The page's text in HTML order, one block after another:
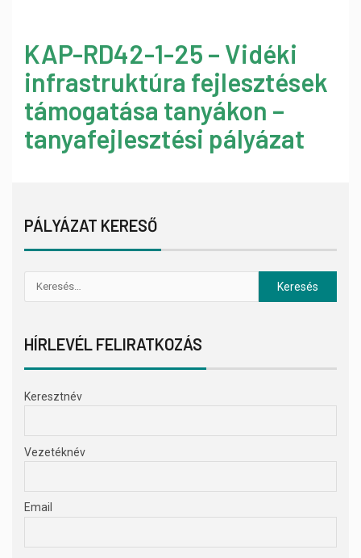
KAP-RD42-1-25 – Vidéki
infrastruktúra fejlesztések
támogatása tanyákon –
tanyafejlesztési pályázat
PÁLYÁZAT KERESŐ
HÍRLEVÉL FELIRATKOZÁS
Keresztnév
Vezetéknév
Email